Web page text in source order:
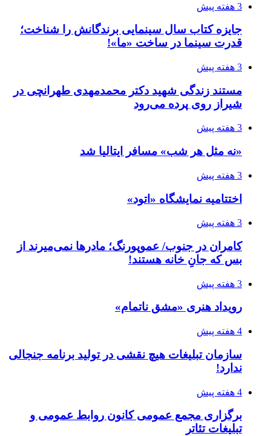
3 هفته پیش
جایزه کتاب سال سینمایی برندگانش را شناخت؛
قدرت سینما در ساخت «ما»!
3 هفته پیش
مستند زندگی شهید دکتر محمدمهدی طهرانچی در
شیراز روی پرده می‌رود
3 هفته پیش
«نه مثل هر شب» مسافر ایتالیا شد
3 هفته پیش
اختتامیه نمایشگاه «اتود»
3 هفته پیش
کامران در جنوب/ عموپورنگ؛ مادرها نمی‌میرند از
بس که جانِ خانه هستند!
3 هفته پیش
رویداد هنری «مشق ناتمام»
4 هفته پیش
سازمان تبلیغات هیچ نقشی در تولید برنامه جنجالی
ندارد!
4 هفته پیش
برگزاری مجمع عمومی کانون روابط عمومی و
تبلیغات تئاتر